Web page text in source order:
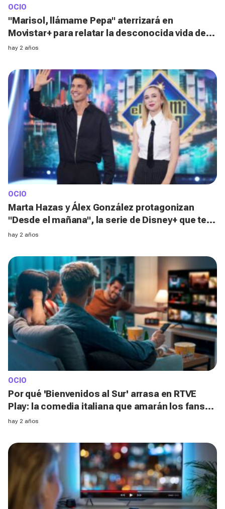
OCIO
"Marisol, llámame Pepa" aterrizará en
Movistar+ para relatar la desconocida vida de
Pepa Flores: fecha y estreno
hay 2 años
OCIO
Marta Hazas y Álex González protagonizan
"Desde el mañana", la serie de Disney+ que te
enganchará desde el primer día
hay 2 años
OCIO
Por qué 'Bienvenidos al Sur' arrasa en RTVE
Play: la comedia italiana que amarán los fans
de '8 apellidos vascos'
hay 2 años